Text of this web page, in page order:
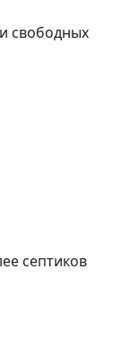
свободных
септиков